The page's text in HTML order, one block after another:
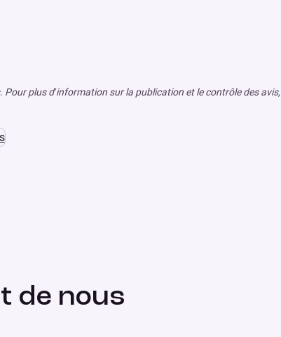
plus d’information sur la publication et le contrôle des avis,
de nous